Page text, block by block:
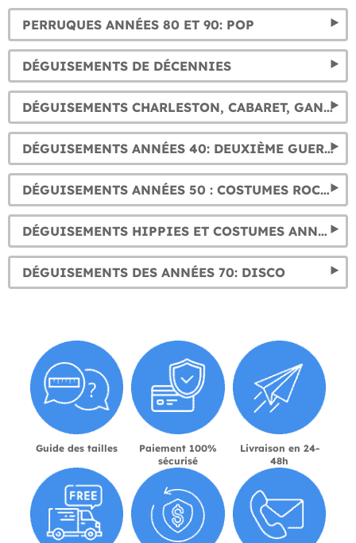
PERRUQUES ANNÉES 80 ET 90: POP
DÉGUISEMENTS DE DÉCENNIES
DÉGUISEMENTS CHARLESTON, CABARET, GANGSTER. COSTUMES DES ANNÉES FOLLES 20
DÉGUISEMENTS ANNÉES 40: DEUXIÈME GUERRE MONDIALE & PIN UP
DÉGUISEMENTS ANNÉES 50 : COSTUMES ROCKABILLY ET PIN UP
DÉGUISEMENTS HIPPIES ET COSTUMES ANNÉES 60 PAS CHER FEMME, HOMME ET ENFANT
DÉGUISEMENTS DES ANNÉES 70: DISCO
Guide des tailles
Paiement 100%
sécurisé
Livraison en 24-
48h